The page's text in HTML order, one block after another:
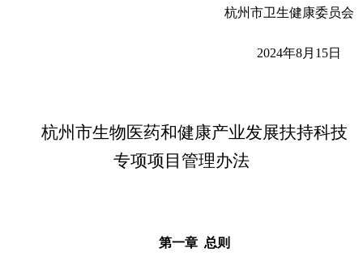
杭州市卫生健康委员会
2024年8月15日
杭州市生物医药和健康产业发展扶持科技
专项项目管理办法
第一章 总则